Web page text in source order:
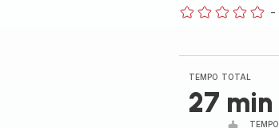
-
TEMPO TOTAL
27 min